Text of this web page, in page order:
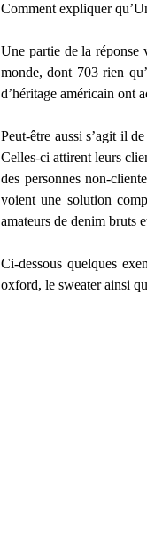
Comment expliquer
Une partie de la réponse
monde, dont 703 rien
d’héritage américain ont
Peut-être aussi s’agit il
Celles-ci attirent leurs
des personnes non-
voient une solution
amateurs de denim bruts
Ci-dessous quelques
oxford, le sweater ainsi